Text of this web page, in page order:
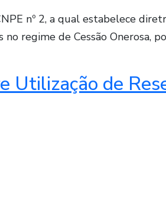
nº 2, a qual estabelece
regime de Cessão Onerosa,
Utilização de